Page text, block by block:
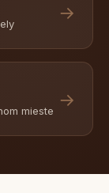
→
mieste
→